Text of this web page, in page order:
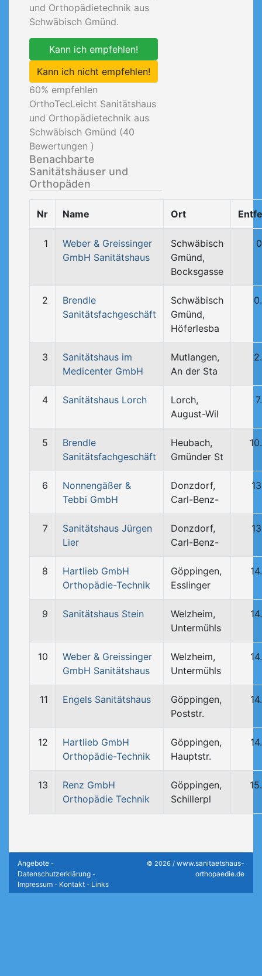
und Orthopädietechnik aus
Schwäbisch Gmünd.
Kann ich empfehlen!
Kann ich nicht empfehlen!
60% empfehlen
OrthoTecLeicht Sanitätshaus
und Orthopädietechnik aus
Schwäbisch Gmünd (40
Bewertungen )
Benachbarte
Sanitätshäuser und
Orthopäden
Nr Name Ort
1
Weber & Greissinger
GmbH Sanitätshaus
Schwäbisch
Gmünd,
Bocksgasse
2
Brendle
Sanitätsfachgeschäft
Schwäbisch
Gmünd,
Höferlesba
3
Sanitätshaus im
Medicenter GmbH
Mutlangen,
An der Sta
4 Sanitätshaus Lorch
Lorch,
August-Wil
5
Brendle
Sanitätsfachgeschäft
Heubach,
Gmünder St
6
Nonnengäßer &
Tebbi GmbH
Donzdorf,
Carl-Benz-
7
Sanitätshaus Jürgen
Lier
Donzdorf,
Carl-Benz-
8
Hartlieb GmbH
Orthopädie-Technik
Göppingen,
Esslinger
9 Sanitätshaus Stein
Welzheim,
Untermühls
10
Weber & Greissinger
GmbH Sanitätshaus
Welzheim,
Untermühls
11 Engels Sanitätshaus
Göppingen,
Poststr.
12
Hartlieb GmbH
Orthopädie-Technik
Göppingen,
Hauptstr.
13
Renz GmbH
Orthopädie Technik
Göppingen,
Schillerpl
Angebote -
Datenschutzerklärung -
Impressum - Kontakt - Links
© 2026 / www.sanitaetshaus-
orthopaedie.de